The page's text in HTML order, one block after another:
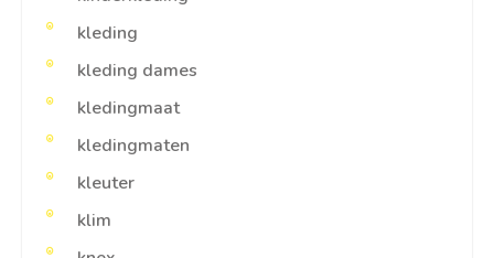
kleding
kleding dames
kledingmaat
kledingmaten
kleuter
klim